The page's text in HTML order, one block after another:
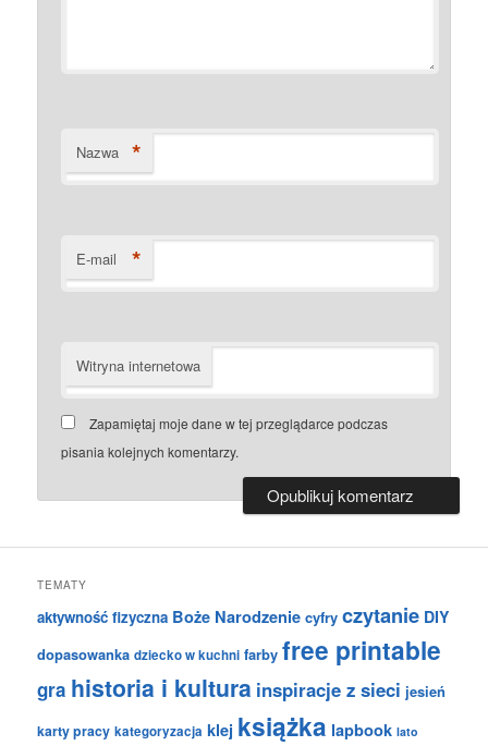
Nazwa *
E-mail *
Witryna internetowa
Zapamiętaj moje dane w tej przeglądarce podczas
pisania kolejnych komentarzy.
TEMATY
aktywność fizyczna Boże Narodzenie cyfry czytanie DIY
dopasowanka dziecko w kuchni farby free printable
gra historia i kultura inspiracje z sieci jesień
karty pracy kategoryzacja klej książka lapbook lato